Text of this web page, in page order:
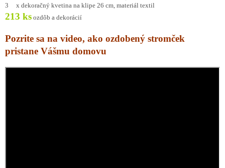
3 x dekoračný kvetina na klipe 26 cm, materiál textil
213 ks ozdôb a dekorácií
Pozrite sa na video, ako ozdobený stromček
pristane Vášmu domovu